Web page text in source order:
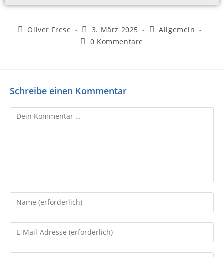
Oliver Frese 3. März 2025
Allgemein
0 Kommentare
Schreibe einen Kommentar